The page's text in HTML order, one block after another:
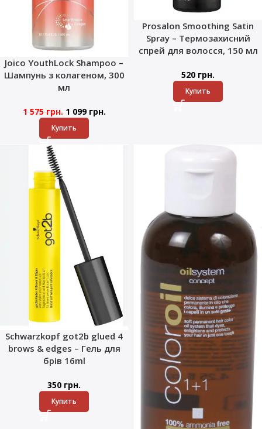
Joico YouthLock Shampoo –
Шампунь з колагеном, 300
мл
1 575грн. 1 099 грн.
Купить
Prosalon Smoothing Satin
Spray – Термозахисний
спрей для волосся, 150 мл
520 грн.
Купить
Schwarzkopf got2b glued 4
brows & edges – Гель для
брів 16ml
350 грн.
Купить